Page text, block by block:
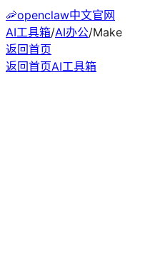
🦐openclaw中文官网
AI工具箱/AI办公/Make
返回首页
返回首页AI工具箱